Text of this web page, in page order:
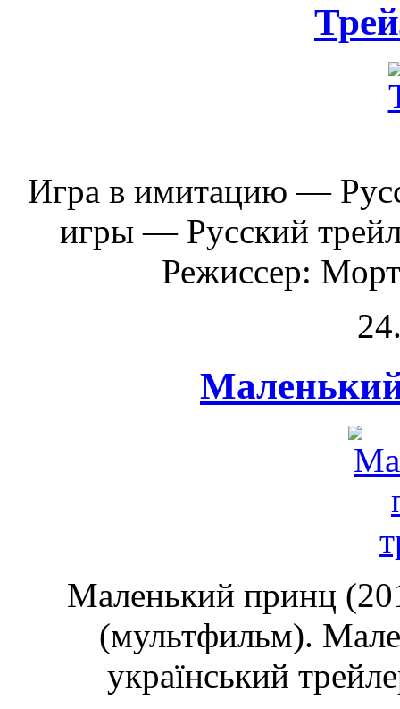
Игра в имитацию —
игры — Русский
Режиссер:
Маленький принц
(мультфильм).
український